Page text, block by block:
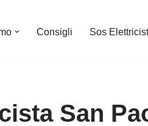
Consigli Sos
San